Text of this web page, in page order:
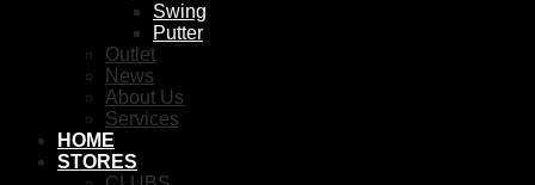
Swing
Putter
Outlet
News
About Us
Services
HOME
STORES